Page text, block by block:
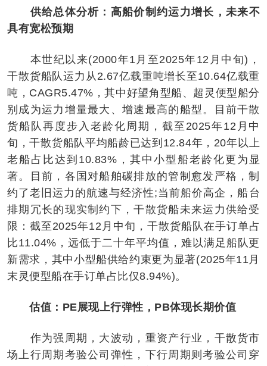
供给总体分析：高船价制约运力增长，未来不
具有宽松预期
本世纪以来(2000年1月至2025年12月中旬)，
干散货船队运力从2.67亿载重吨增长至10.64亿载重
吨，CAGR5.47%，其中好望角型船、超灵便型船分
别成为运力增量最大、增速最高的船型。目前干散
货船队再度步入老龄化周期，截至2025年12月中
旬，干散货船队平均船龄已达到12.84年，20年以上
老船占比达到10.83%，其中小型船老龄化更为显
著。目前，各国对船舶碳排放的管制愈发严格，制
约了老旧运力的航速与经济性;当前船价高企，船台
排期冗长的现实制约下，干散货船未来运力供给受
限：截至2025年12月中旬，干散货船队在手订单占
比11.04%，远低于二十年平均值，难以满足船队更
新需求，其中小型船供给约束更为显著(2025年11月
末灵便型船在手订单占比仅8.94%)。
估值：PE展现上行弹性，PB体现长期价值
作为强周期，大波动，重资产行业，干散货市
场上行周期考验公司弹性，下行周期则考验公司穿